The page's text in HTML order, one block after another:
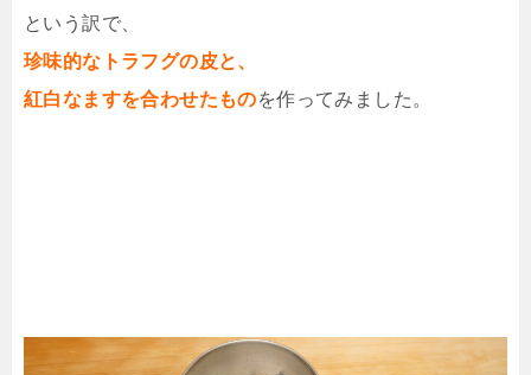
という訳で、
珍味的なトラフグの皮と、
紅白なますを合わせたものを作ってみました。